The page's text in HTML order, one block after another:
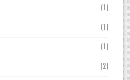
(1)
(1)
(1)
(2)